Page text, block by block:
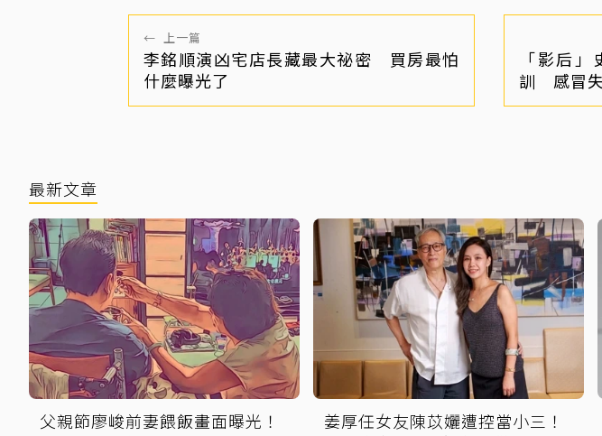
← 上一篇
李銘順演凶宅店長藏最大祕密 買房最怕
什麼曝光了
「影后
訓 感冒
最新文章
父親節廖峻前妻餵飯畫面曝光！
姜厚任女友陳苡孋遭控當小三！